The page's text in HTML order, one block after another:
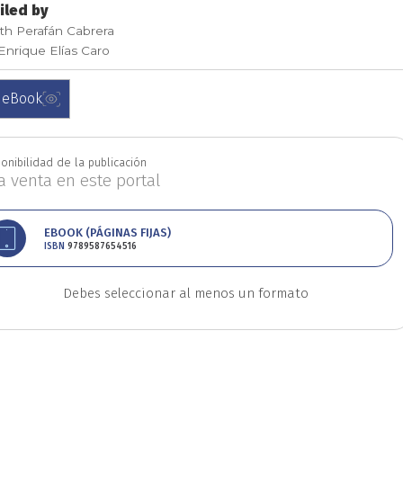
paz
Educación
Género
Ingeniería Lenguas
by
Perafán Cabrera
Elías Caro
de la publicación
venta en este portal
EBOOK (PÁGINAS FIJAS)
ISBN 9789587654516
Debes seleccionar al menos un formato